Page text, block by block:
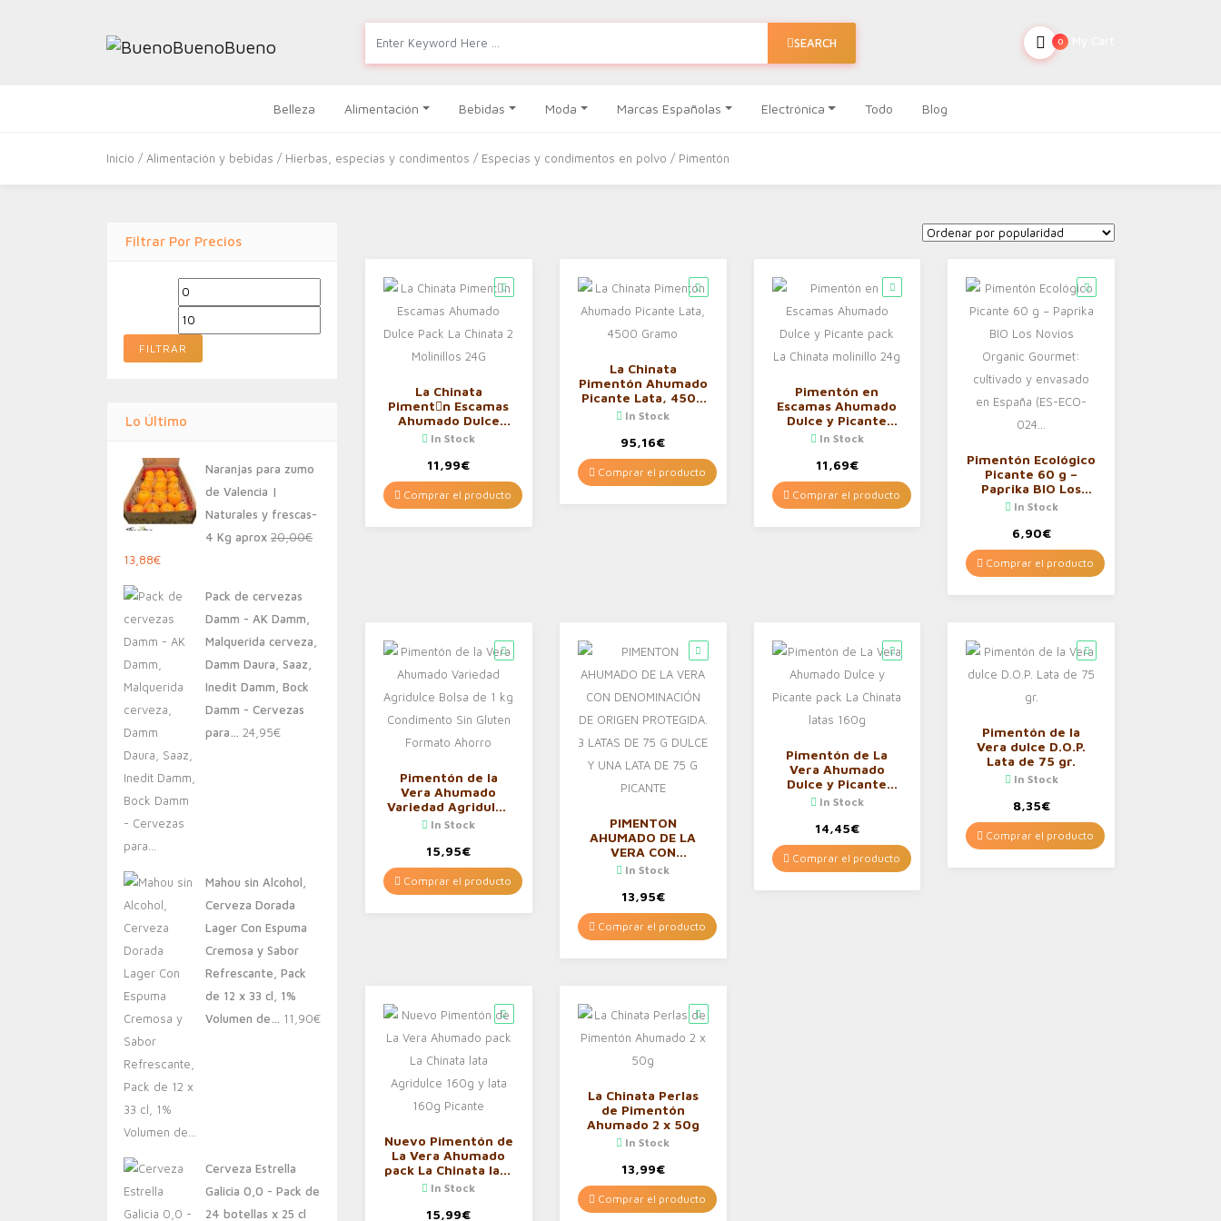
SEARCH 0
Belleza Alimentación Bebidas Moda Marcas Españolas Electrónica Todo Blog
Inicio / Alimentación y bebidas / Hierbas, especias y condimentos / Especias y condimentos en polvo / Pimentón
Filtrar Por Precios
Precio
mínimo
máximo
FILTRAR
Lo Último
Naranjas para zumo
de Valencia |
Naturales y frescas-
4 Kg aprox 20,00€
El
original
era:
20,00€.
13,88€El
actual
es:
13,88€.
Pack de cervezas
Damm - AK Damm,
Malquerida cerveza,
Damm Daura, Saaz,
Inedit Damm, Bock
Damm - Cervezas
para… 24,95€
Mahou sin Alcohol,
Cerveza Dorada
Lager Con Espuma
Cremosa y Sabor
Refrescante, Pack
de 12 x 33 cl, 1%
Volumen de… 11,90€
Cerveza Estrella
Galicia 0,0 - Pack de
24 botellas x 25 cl
La Chinata
Piment󮠅n Escamas
Ahumado Dulce
Pack La Chinata 2
In Stock
11,99€
Comprar el producto
La Chinata
Pimentón Ahumado
Picante Lata, 4500
Gramo
In Stock
95,16€
Comprar el producto
Pimentón en
Escamas Ahumado
Dulce y Picante
pack La Chinata
In Stock
11,69€
Comprar el producto
Pimentón Ecológico
Picante 60 g –
Paprika BIO Los
Novios Organic
y envasado en
España (ES-ECO-
024…
In Stock
6,90€
Comprar el producto
Pimentón de la
Vera Ahumado
Variedad Agridulce
Bolsa de 1 kg
Gluten Formato
Ahorro
In Stock
15,95€
Comprar el producto
PIMENTON
AHUMADO DE LA
VERA CON
DENOMINACIÓN DE
3 LATAS DE 75 G
DULCE Y UNA LATA
DE 75 G PICANTE
In Stock
13,95€
Comprar el producto
Pimentón de La
Vera Ahumado
Dulce y Picante
pack La Chinata
In Stock
14,45€
Comprar el producto
Pimentón de la
Vera dulce D.O.P.
Lata de 75 gr.
In Stock
8,35€
Comprar el producto
Nuevo Pimentón de
La Vera Ahumado
pack La Chinata lata
Agridulce 160g y
In Stock
15,99€
La Chinata Perlas
de Pimentón
Ahumado 2 x 50g
In Stock
13,99€
Comprar el producto